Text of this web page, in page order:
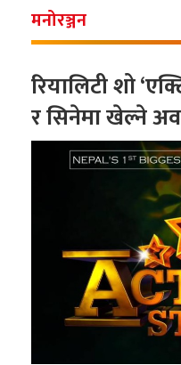
मनोरञ्जन
रियालिटी शो
र सिनेमा खेल्ने